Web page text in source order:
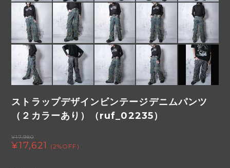
ストラップデザインビンテージデニムパンツ
（２カラーあり）（ruf_02235）
¥17,980
¥17,621 (2%OFF)